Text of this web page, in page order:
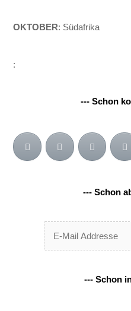
OKTOBER: Südafrika
:
--- Schon
--- Schon
--- Schon